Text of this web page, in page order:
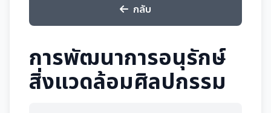
กลับ
การพัฒนาการอนุรักษ์
สิ่งแวดล้อมศิลปกรรม